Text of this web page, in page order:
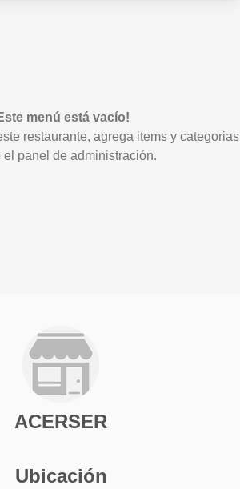
menú está vacío!
restaurante, agrega items y categorias
el panel de administración.
ACERSER
Ubicación